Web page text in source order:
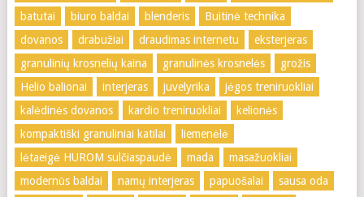
batutai
biuro baldai blenderis
Buitinė technika
dovanos
drabužiai draudimas internetu
eksterjeras
granulinių krosnelių kaina
granulinės krosnelės
grožis
Helio balionai
interjeras juvelyrika
jėgos treniruokliai
kalėdinės dovanos
kardio treniruokliai
kelionės
kompaktiški granuliniai katilai
liemenėlė
lėtaeigė HUROM sulčiaspaudė
mada
masažuokliai
modernūs baldai
namų interjeras papuošalai
sausa oda